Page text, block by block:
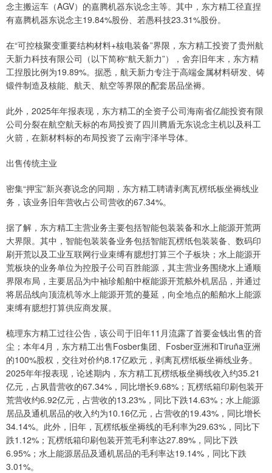
念主搬运车（AGV）的嘉腾机器东说念主等。其中，东方精工径直捏
有嘉腾机器东说念主19.84%股份、若愚科技23.31%股份。
在“可控核聚变重要结构材料+核电装备”界限，东方精工投资了贵州航
天新力科技有限公司（以下简称“航天新力”），舍弃旧年末，东方精
工捏股比例为19.89%。据悉，航天新力专注于高端金属材料研发、铸
锻件制造及核能、航天、航空等界限的配套居品坐褥。
此外，2025年年报表现，东方精工的全资子公司海南省亿能投资有限
公司分裂在航空航天标的布局投资了四川腾盾无东说念主机以及科工
火箭，在新材料标的布局投资了云南宇泽半导体。
出售传统主业
密集“押宝”新兴赛说念的同期，东方精工聘请剥离瓦楞纸板坐褥线业
务，该业务旧年营收占公司营收的67.34%。
据了解，东方精工主营业务主要包括智能包装装备和水上能源开荒两
大界限。其中，智能包装装备业务包括智能瓦楞纸包装装备、数码印
刷开荒以及工业互联网行业束缚有臆想打算三个子板块；水上能源开
荒板块的业务单位为控股子公司百胜能源，其主营业务围绕水上通顺
界限布局，主要居品为中袖珍船舶中枢能源开荒舷外机居品，并通过
将居品线向顶流机等水上能源开荒的蔓延，向全地点的船舶水上能源
束缚有臆想打算供应商发展。
梳理东方精工过往公告，该公司于旧年11月流露了首要金钱出售的音
尘；本年4月，东方精工出售Fosber集团、Fosber亚洲和Tiruña亚洲
的100%股权，交往对价约8.17亿欧元，剥离瓦楞纸板坐褥线业务。
2025年年报表现，论述期内，东方精工瓦楞纸板坐褥线收入约35.21
亿元，占夙昔营收的67.34%，同比增长9.68%；瓦楞纸箱印刷包装开
荒营收约6.92亿元，占营收的13.23%，同比下跌14.63%；水上能源
居品及通机居品的收入约为10.16亿元，占营收的19.43%，同比增长
34.14%。此外，旧年，瓦楞纸板坐褥线的毛利率为29.63%，同比下
跌1.12%；瓦楞纸箱印刷包装开荒毛利率达27.89%，同比下跌
6.95%；水上能源居品及通机居品的毛利率达19.14%，同比下跌
3.01%。